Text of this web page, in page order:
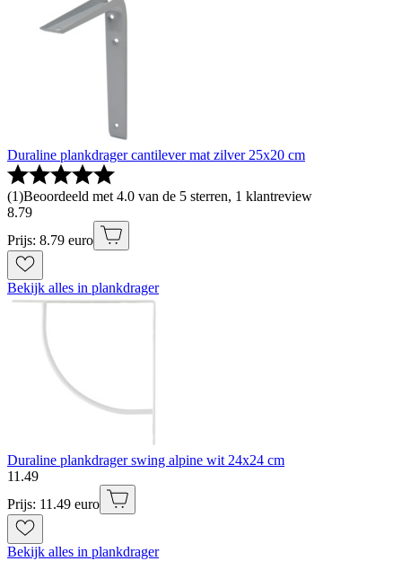
Duraline plankdrager cantilever mat zilver 25x20 cm
(1)Beoordeeld met 4.0 van de 5 sterren, 1 klantreview
8.79
Prijs: 8.79 euro
Bekijk alles in plankdrager
Duraline plankdrager swing alpine wit 24x24 cm
11 .49
Prijs: 11.49 euro
Bekijk alles in plankdrager